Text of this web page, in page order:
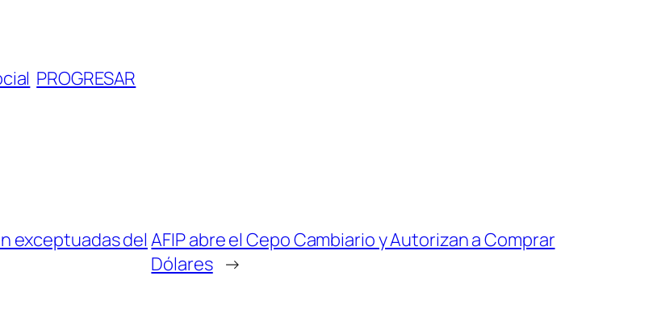
PROGRESAR
exceptuadas del AFIP abre el Cepo Cambiario y Autorizan a Comprar
Dólares →